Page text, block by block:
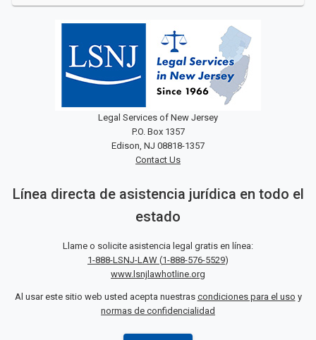
Legal Services of New Jersey
P.O. Box 1357
Edison, NJ 08818-1357
Contact Us
Línea directa de asistencia jurídica en todo el
estado
Llame o solicite asistencia legal gratis en línea:
1-888-LSNJ-LAW (1-888-576-5529)
www.lsnjlawhotline.org
Al usar este sitio web usted acepta nuestras condiciones para el uso y
normas de confidencialidad